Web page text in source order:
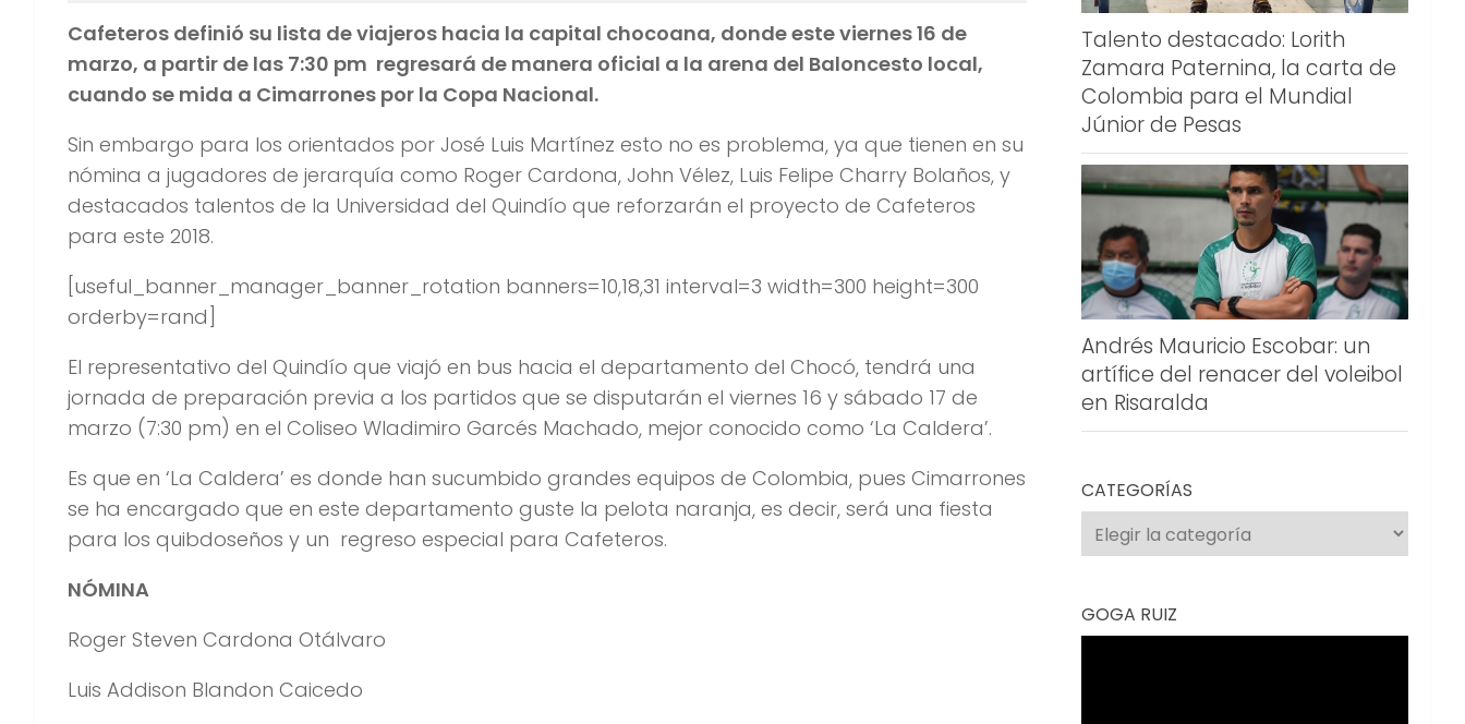
Cafeteros definió su lista de viajeros hacia la capital chocoana, donde este viernes 16 de
marzo, a partir de las 7:30 pm regresará de manera oficial a la arena del Baloncesto local,
cuando se mida a Cimarrones por la Copa Nacional.
Sin embargo para los orientados por José Luis Martínez esto no es problema, ya que tienen en su
nómina a jugadores de jerarquía como Roger Cardona, John Vélez, Luis Felipe Charry Bolaños, y
destacados talentos de la Universidad del Quindío que reforzarán el proyecto de Cafeteros
para este 2018.
[useful_banner_manager_banner_rotation banners=10,18,31 interval=3 width=300 height=300
orderby=rand]
El representativo del Quindío que viajó en bus hacia el departamento del Chocó, tendrá una
jornada de preparación previa a los partidos que se disputarán el viernes 16 y sábado 17 de
marzo (7:30 pm) en el Coliseo Wladimiro Garcés Machado, mejor conocido como ‘La Caldera’.
Es que en ‘La Caldera’ es donde han sucumbido grandes equipos de Colombia, pues Cimarrones
se ha encargado que en este departamento guste la pelota naranja, es decir, será una fiesta
para los quibdoseños y un regreso especial para Cafeteros.
NÓMINA
Roger Steven Cardona Otálvaro
Luis Addison Blandon Caicedo
Talento destacado: Lorith
Zamara Paternina, la carta de
Colombia para el Mundial
Júnior de Pesas
Andrés Mauricio Escobar: un
artífice del renacer del voleibol
en Risaralda
CATEGORÍAS
Categorías
GOGA RUIZ